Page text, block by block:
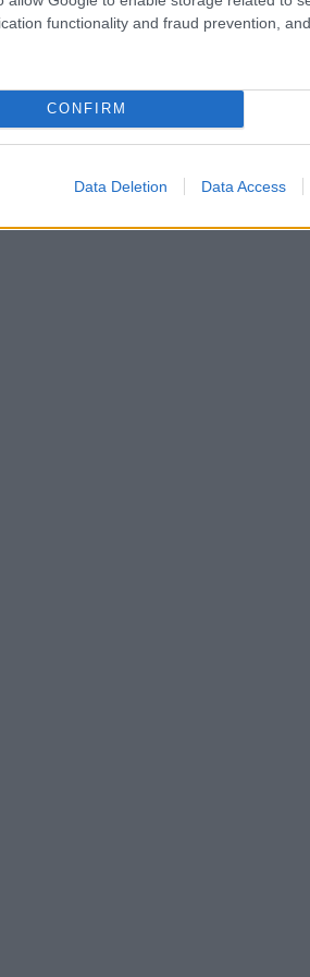
functionality and fraud prevention,
CONFIRM
Data Deletion Data Access